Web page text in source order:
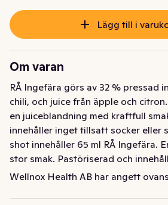
Lägg till i
Om varan
RÅ Ingefära görs av 32 % pressad
chili, och juice från äpple och
en juiceblandning med kraftfull
innehåller inget tillsatt socker eller
shot innehåller 65 ml RÅ Ingefära.
stor smak. Pastöriserad och
konserveringsmedel för att
Wellnox Health AB har angett